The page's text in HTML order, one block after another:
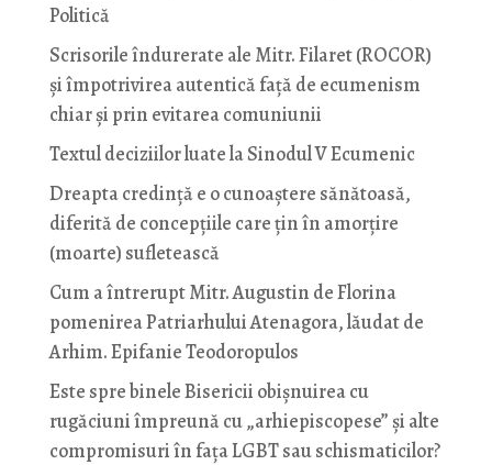
Politică
Scrisorile îndurerate ale Mitr. Filaret (ROCOR)
și împotrivirea autentică față de ecumenism
chiar și prin evitarea comuniunii
Textul deciziilor luate la Sinodul V Ecumenic
Dreapta credință e o cunoaștere sănătoasă,
diferită de concepțiile care țin în amorțire
(moarte) sufletească
Cum a întrerupt Mitr. Augustin de Florina
pomenirea Patriarhului Atenagora, lăudat de
Arhim. Epifanie Teodoropulos
Este spre binele Bisericii obișnuirea cu
rugăciuni împreună cu „arhiepiscopese” și alte
compromisuri în fața LGBT sau schismaticilor?